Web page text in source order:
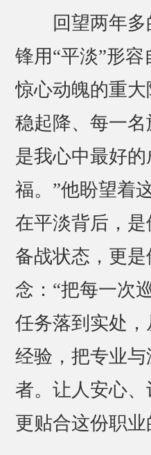
回望两年多
锋用“平淡”形
惊心动魄的重
稳起降、每一
是我心中最好
福。”他盼望着
在平淡背后，
备战状态，更
念：“把每一次
任务落到实处
经验，把专业
者。让人安心
更贴合这份职业